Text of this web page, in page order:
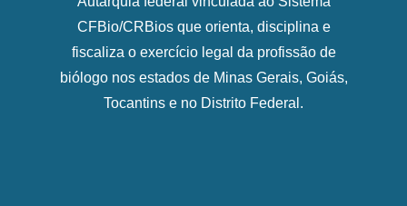
CFBio/CRBios que orienta, disciplina e
fiscaliza o exercício legal da profissão de
biólogo nos estados de Minas Gerais, Goiás,
Tocantins e no Distrito Federal.